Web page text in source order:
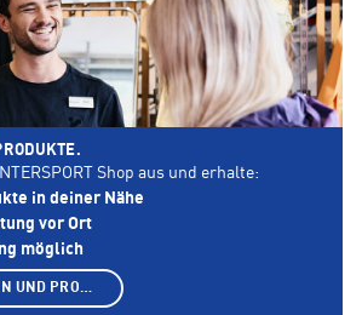
Shop aus und erhalte:
in deiner Nähe
vor Ort
möglich
SHOP AUSWÄHLEN UND PRODUKTE ANZEIGEN